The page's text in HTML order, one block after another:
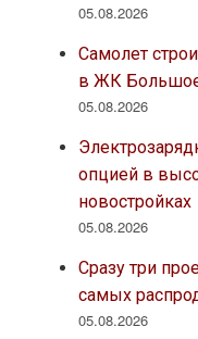
05.08.2026
Самолет
в ЖК
05.08.2026
опцией в
новостройках
05.08.2026
Сразу три
самых
05.08.2026